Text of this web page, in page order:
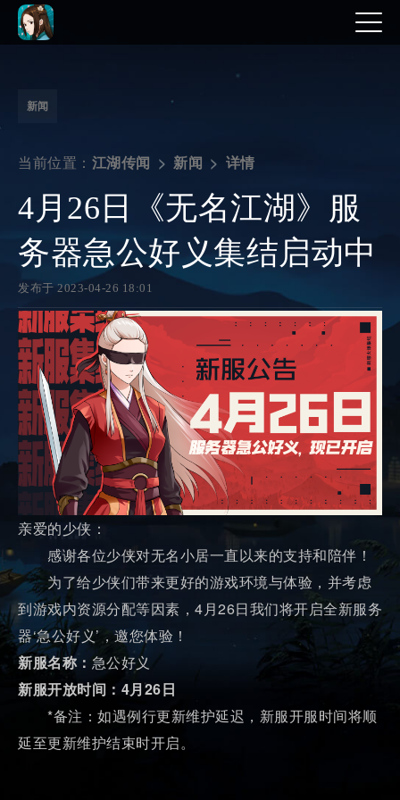
新闻
当前位置： 江湖传闻 新闻 详情
4月26日《无名江湖》服
务器急公好义集结启动中
发布于 2023-04-26 18:01
亲爱的少侠：
感谢各位少侠对无名小居一直以来的支持和陪伴！
为了给少侠们带来更好的游戏环境与体验，并考虑
到游戏内资源分配等因素，4月26日我们将开启全新服务
器‘急公好义’，邀您体验！
新服名称： 急公好义
新服开放时间：4月26日
*备注：如遇例行更新维护延迟，新服开服时间将顺
延至更新维护结束时开启。